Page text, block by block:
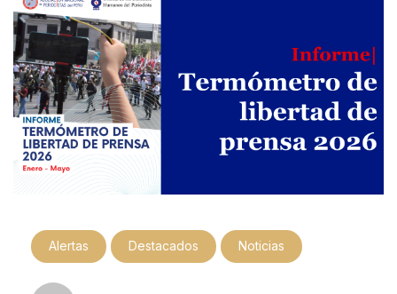
Alertas Destacados Noticias